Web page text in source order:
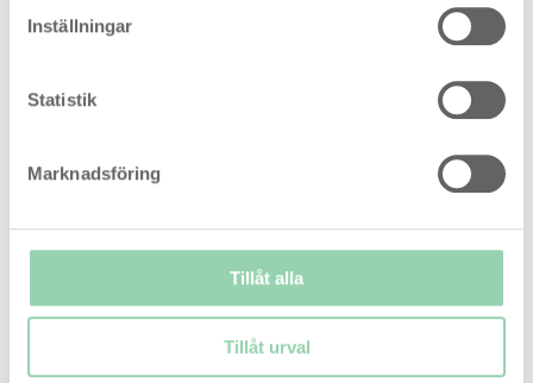
Inställningar
Statistik
Marknadsföring
Tillåt alla
Tillåt urval
dagarna i menstruationscykeln.